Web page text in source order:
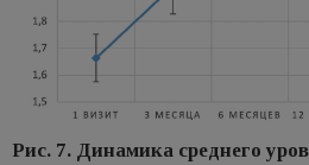
Рис. 7. Динамика среднего